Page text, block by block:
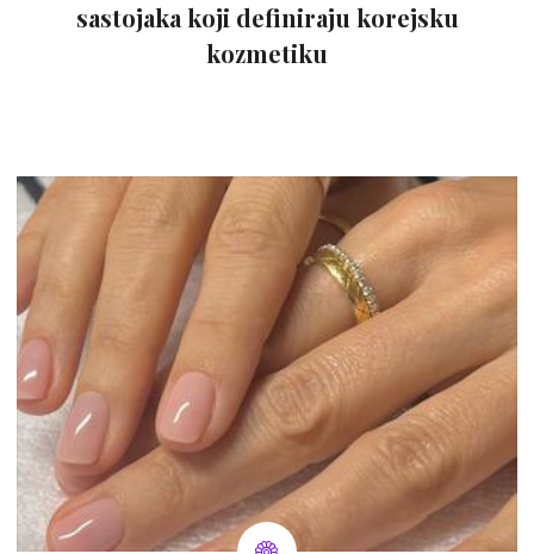
sastojaka koji definiraju korejsku
kozmetiku